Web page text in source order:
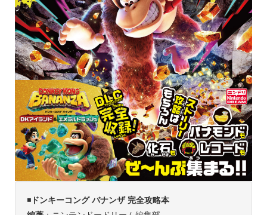
◾️ドンキーコング バナンザ 完全攻略本